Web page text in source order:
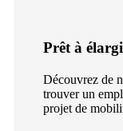
Prêt à
Découvrez de
trouver un
projet de